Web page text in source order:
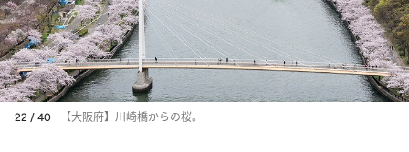
22 / 40 【大阪府】川崎橋からの桜。